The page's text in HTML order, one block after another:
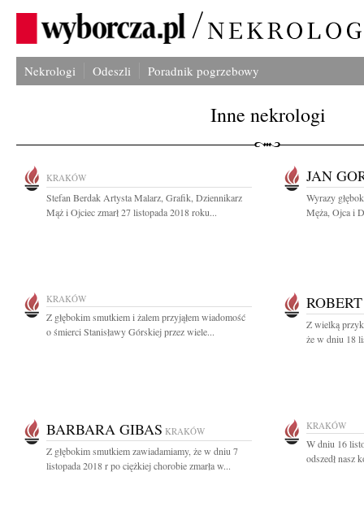
Nekrologi Odeszli Poradnik pogrzebowy
Inne nekrologi
KRAKÓW
Stefan Berdak Artysta Malarz, Grafik, Dziennikarz
Mąż i Ojciec zmarł 27 listopada 2018 roku...
JAN
Wyrazy
Męża, Ojca i
KRAKÓW
Z głębokim smutkiem i żalem przyjąłem wiadomość
o śmierci Stanisławy Górskiej przez wiele...
Z wielką
że w dniu 18
BARBARA GIBAS KRAKÓW
Z głębokim smutkiem zawiadamiamy, że w dniu 7
listopada 2018 r po ciężkiej chorobie zmarła w...
KRAKÓW
W dniu 16
odszedł nasz